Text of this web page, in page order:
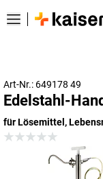
Art-Nr.: 649178 49
Edelstahl-
für Lösemittel,